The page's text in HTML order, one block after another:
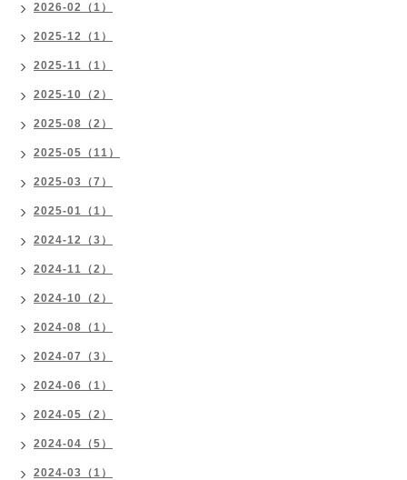
2026-02（1）
2025-12（1）
2025-11（1）
2025-10（2）
2025-08（2）
2025-05（11）
2025-03（7）
2025-01（1）
2024-12（3）
2024-11（2）
2024-10（2）
2024-08（1）
2024-07（3）
2024-06（1）
2024-05（2）
2024-04（5）
2024-03（1）